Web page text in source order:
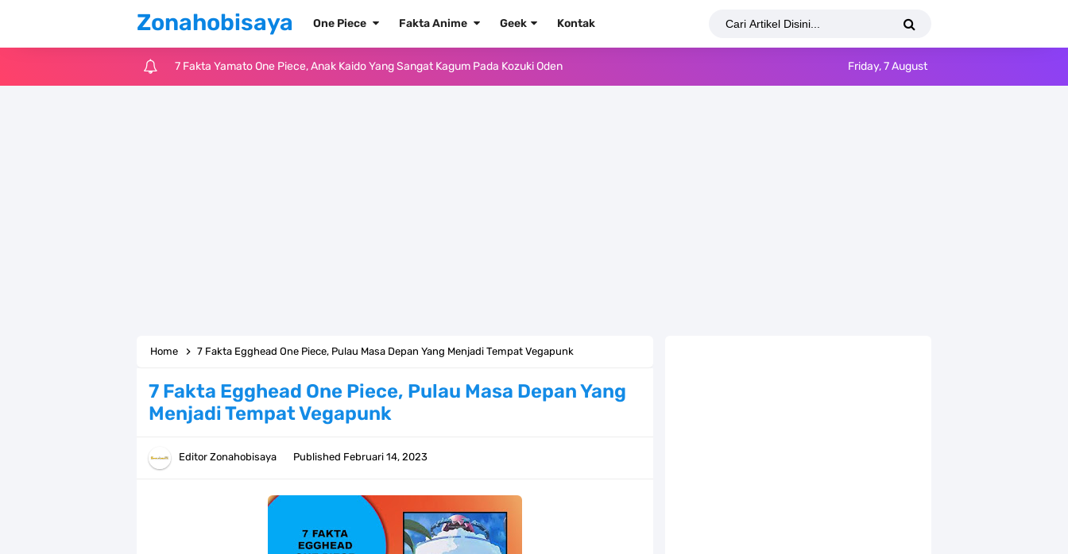
Zonahobisaya One Piece Fakta Anime Geek Kontak
7 Fakta Yamato One Piece, Anak Kaido Yang Sangat Kagum Pada Kozuki Oden
7 Fakta Elbaph One Piece, Menjadi Tempat Yang Sangat Ingin Dikunjungi Usopp
Arti Bendera Palau, Negara Kepulauan Yang Berada Di Kawasan Pasifik Barat
Friday, 7 August
Home 7 Fakta Egghead One Piece, Pulau Masa Depan Yang Menjadi Tempat Vegapunk
7 Fakta Egghead One Piece, Pulau Masa Depan Yang
Menjadi Tempat Vegapunk
Editor Zonahobisaya Published Februari 14, 2023